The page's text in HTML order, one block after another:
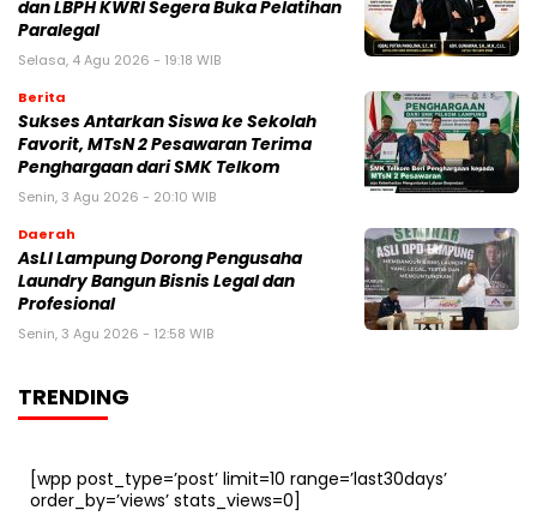
dan LBPH KWRI Segera Buka Pelatihan
Paralegal
Selasa, 4 Agu 2026 - 19:18 WIB
Berita
Sukses Antarkan Siswa ke Sekolah
Favorit, MTsN 2 Pesawaran Terima
Penghargaan dari SMK Telkom
Senin, 3 Agu 2026 - 20:10 WIB
Daerah
AsLI Lampung Dorong Pengusaha
Laundry Bangun Bisnis Legal dan
Profesional
Senin, 3 Agu 2026 - 12:58 WIB
TRENDING
[wpp post_type=’post’ limit=10 range=’last30days’
order_by=’views’ stats_views=0]